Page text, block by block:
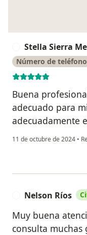
Stella Sierra
Número de
Buena
adecuado para
adecuadamente
11 de octubre de 2024 •
Nelson Ríos
Muy buena
consulta muchas